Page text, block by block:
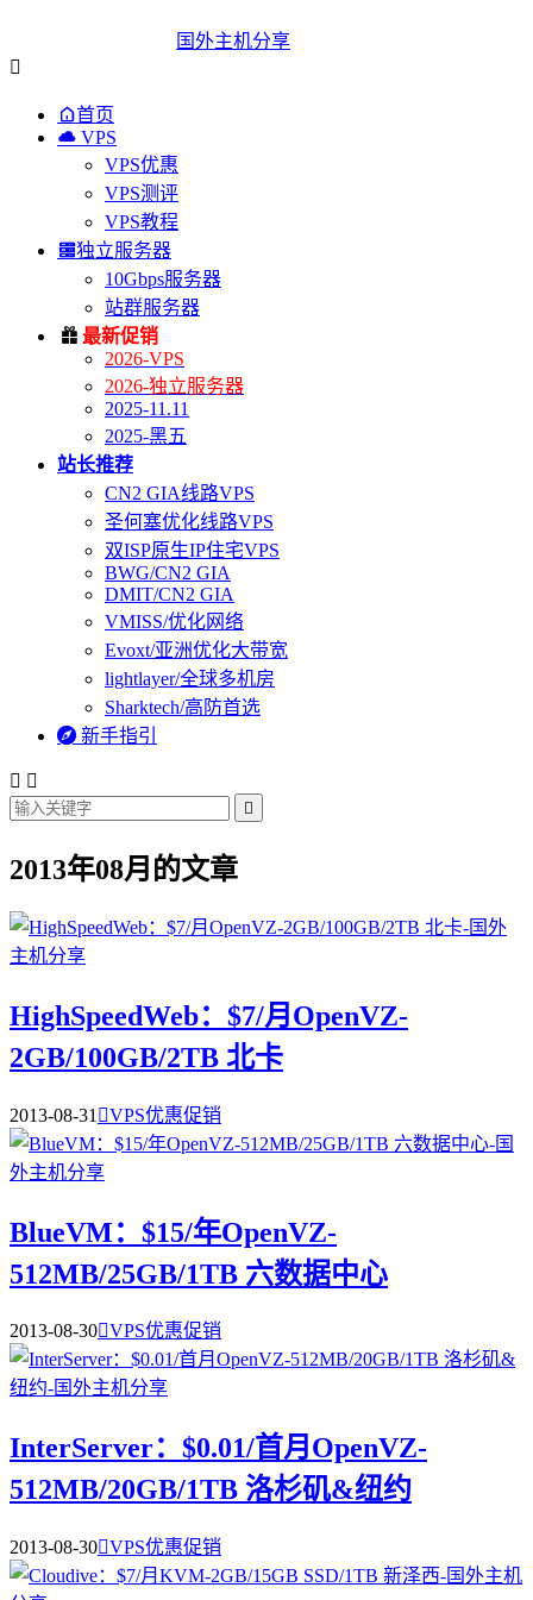
国外主机分享

首页
 VPS
VPS优惠
VPS测评
VPS教程
独立服务器
10Gbps服务器
站群服务器
 最新促销
2026-VPS
2026-独立服务器
2025-11.11
2025-黑五
站长推荐
CN2 GIA线路VPS
圣何塞优化线路VPS
双ISP原生IP住宅VPS
BWG/CN2 GIA
DMIT/CN2 GIA
VMISS/优化网络
Evoxt/亚洲优化大带宽
lightlayer/全球多机房
Sharktech/高防首选
 新手指引
 

2013年08月的文章
HighSpeedWeb：$7/月OpenVZ-
2GB/100GB/2TB 北卡
2013-08-31 VPS优惠促销
BlueVM：$15/年OpenVZ-
512MB/25GB/1TB 六数据中心
2013-08-30VPS优惠促销
InterServer：$0.01/首月OpenVZ-
512MB/20GB/1TB 洛杉矶&纽约
2013-08-30VPS优惠促销